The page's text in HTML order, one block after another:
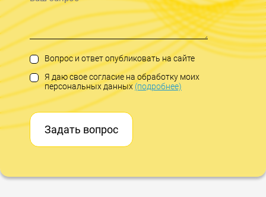
Вопрос и ответ опубликовать на сайте
Я даю свое согласие на обработку моих
персональных данных(подробнее)
Задать вопрос